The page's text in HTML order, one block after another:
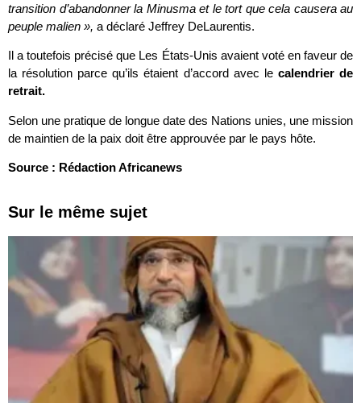
transition d’abandonner la Minusma et le tort que cela causera au
peuple malien », a déclaré Jeffrey DeLaurentis.
Il a toutefois précisé que Les États-Unis avaient voté en faveur de
la résolution parce qu’ils étaient d’accord avec le calendrier de
retrait.
Selon une pratique de longue date des Nations unies, une mission
de maintien de la paix doit être approuvée par le pays hôte.
Source : Rédaction Africanews
Sur le même sujet